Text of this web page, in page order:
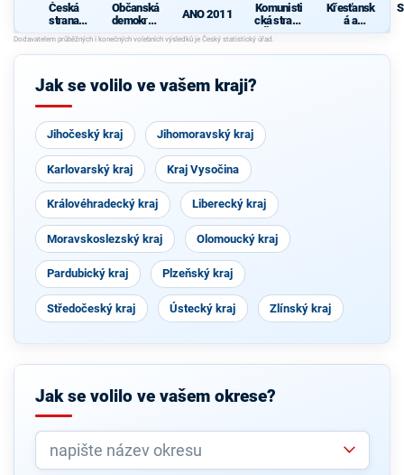
Česká
strana
sociálně
demokrati
cká
Občanská
demokrati
cká strana
ANO 2011
Komunisti
cká strana
Čech a
Moravy
Křesťansk
á a
demokrati
Českoslov
Jak se volilo ve vašem kraji?
Jihočeský kraj Jihomoravský kraj
Karlovarský kraj Kraj Vysočina
Královéhradecký kraj Liberecký kraj
Moravskoslezský kraj Olomoucký kraj
Pardubický kraj Plzeňský kraj
Středočeský kraj Ústecký kraj Zlínský kraj
Jak se volilo ve vašem okrese?